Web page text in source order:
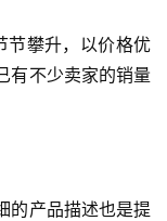
节攀升，以价格优
有不少卖家的销量
的产品描述也是提